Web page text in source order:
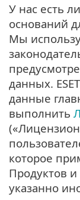
У нас есть
оснований
Мы
данных.
данные
выполнить
которое
Продуктов и
указанно